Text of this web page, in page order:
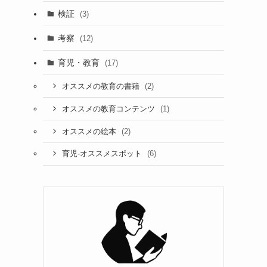
検証 (3)
考察 (12)
育児・教育 (17)
オススメの教育の書籍 (2)
オススメの教育コンテンツ (1)
オススメの絵本 (2)
育児-オススメスポット (6)